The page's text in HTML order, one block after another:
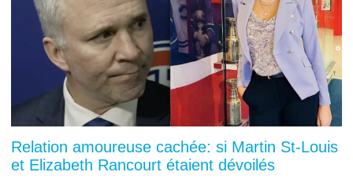
Relation amoureuse cachée: si Martin St-Louis
et Elizabeth Rancourt étaient dévoilés